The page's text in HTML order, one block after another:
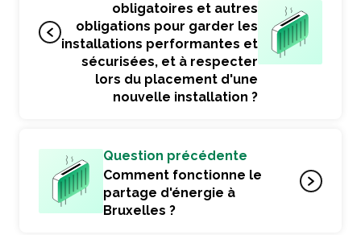
obligatoires et autres
obligations pour garder les
installations performantes et
sécurisées, et à respecter
lors du placement d'une
nouvelle installation ?
Question précédente
Comment fonctionne le
partage d'énergie à
Bruxelles ?